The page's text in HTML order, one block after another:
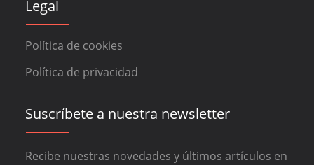
Legal
Política de cookies
Política de privacidad
Suscríbete a nuestra newsletter
Recibe nuestras novedades y últimos artículos en